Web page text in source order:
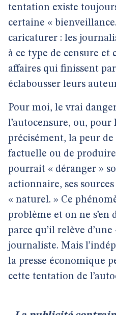
tentation existe toujours
certaine «
caricaturer : les
à ce type de censure et
affaires qui finissent
éclabousser leurs
Pour moi, le vrai
l’autocensure, ou, pour
précisément, la peur
factuelle ou de
pourrait « déranger »
actionnaire, ses
« naturel. » Ce
problème et on ne s’en
parce qu’il relève
journaliste. Mais
la presse économique
cette tentation de